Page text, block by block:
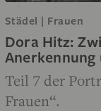
Städel | Frauen
Dora Hitz:
Teil 7 der
Frauen“.